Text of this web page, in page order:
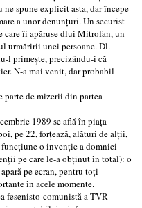
spune explicit asta, dar începe
a unor denunțuri. Un securist
care îi apăruse dlui Mitrofan, un
urmăririi unei persoane. Dl.
l primește, precizându-i că
N-a mai venit, dar probabil
parte de mizerii din partea
1989 se află în piața
pe 22, forțează, alături de alții,
o invenție a domniei
pe care le-a obținut în total): o
pe ecran, pentru toți
în acele momente.
fesenisto-comunistă a TVR